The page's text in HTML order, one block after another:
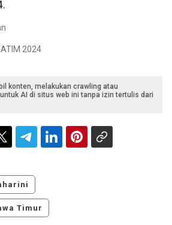
2024
konten, melakukan crawling atau
AI di situs web ini tanpa izin tertulis dari
Timur